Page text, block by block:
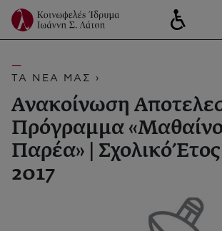
ΤΑ ΝΕΑ ΜΑΣ ›
Ανακοίνωση
Πρόγραμμα
Παρέα» | Σχολικό
2017